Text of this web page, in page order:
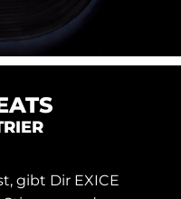
gibt Dir EXICE